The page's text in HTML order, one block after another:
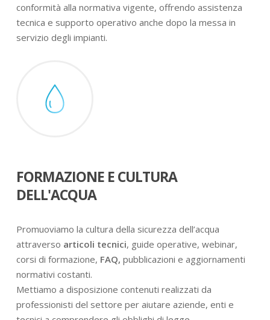
conformità alla normativa vigente, offrendo assistenza
tecnica e supporto operativo anche dopo la messa in
servizio degli impianti.
FORMAZIONE E CULTURA
DELL'ACQUA
Promuoviamo la cultura della sicurezza dell’acqua
attraverso articoli tecnici, guide operative, webinar,
corsi di formazione, FAQ, pubblicazioni e aggiornamenti
normativi costanti.
Mettiamo a disposizione contenuti realizzati da
professionisti del settore per aiutare aziende, enti e